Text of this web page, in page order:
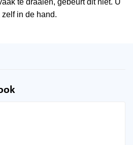
te draaien, gebeurt dit niet. U
in de hand.